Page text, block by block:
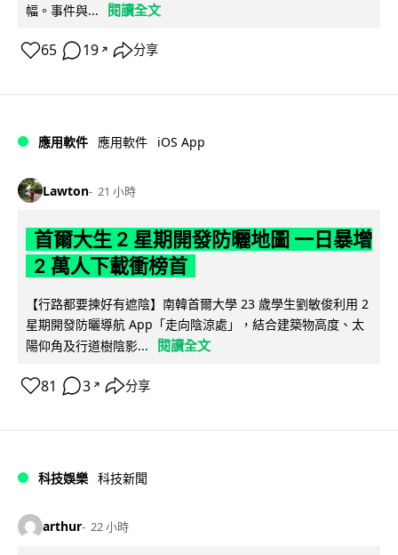
幅。事件與...
閱讀全文
65 19 ↗ 分享
應用軟件 應用軟件 iOS App
Lawton 21 小時
首爾大生 2 星期開發防曬地圖 一日暴增
2 萬人下載衝榜首
【行路都要揀好有遮陰】南韓首爾大學 23 歲學生劉敏俊利用 2
星期開發防曬導航 App「走向陰涼處」，結合建築物高度、太
陽仰角及行道樹陰影...
閱讀全文
81 3 ↗ 分享
科技娛樂 科技新聞
arthur 22 小時